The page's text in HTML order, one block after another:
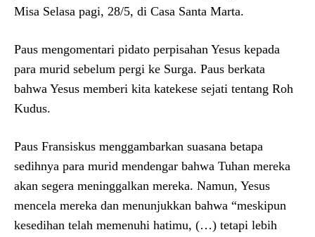
Misa Selasa pagi, 28/5, di Casa Santa Marta.
Paus mengomentari pidato perpisahan Yesus kepada
para murid sebelum pergi ke Surga. Paus berkata
bahwa Yesus memberi kita katekese sejati tentang Roh
Kudus.
Paus Fransiskus menggambarkan suasana betapa
sedihnya para murid mendengar bahwa Tuhan mereka
akan segera meninggalkan mereka. Namun, Yesus
mencela mereka dan menunjukkan bahwa “meskipun
kesedihan telah memenuhi hatimu, (…) tetapi lebih